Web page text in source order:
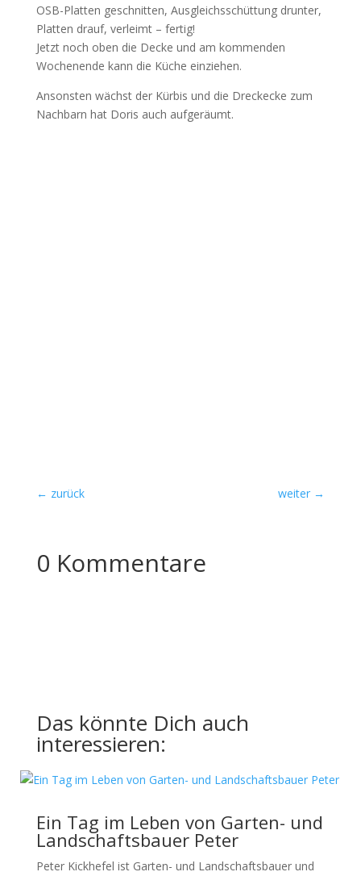
OSB-Platten geschnitten, Ausgleichsschüttung drunter,
Platten drauf, verleimt – fertig!
Jetzt noch oben die Decke und am kommenden
Wochenende kann die Küche einziehen.
Ansonsten wächst der Kürbis und die Dreckecke zum
Nachbarn hat Doris auch aufgeräumt.
← zurück weiter →
0 Kommentare
Das könnte Dich auch
interessieren:
Ein Tag im Leben von Garten- und
Landschaftsbauer Peter
Peter Kickhefel ist Garten- und Landschaftsbauer und